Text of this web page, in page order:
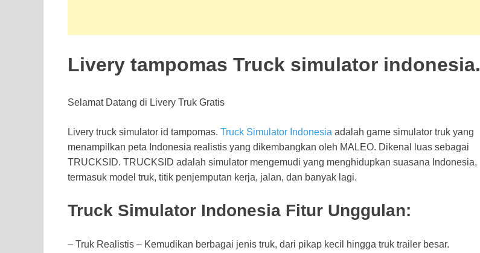
Livery tampomas Truck simulator indonesia.
Selamat Datang di Livery Truk Gratis
Livery truck simulator id tampomas. Truck Simulator Indonesia adalah game simulator truk yang
menampilkan peta Indonesia realistis yang dikembangkan oleh MALEO. Dikenal luas sebagai
TRUCKSID. TRUCKSID adalah simulator mengemudi yang menghidupkan suasana Indonesia,
termasuk model truk, titik penjemputan kerja, jalan, dan banyak lagi.
Truck Simulator Indonesia Fitur Unggulan:
– Truk Realistis – Kemudikan berbagai jenis truk, dari pikap kecil hingga truk trailer besar.